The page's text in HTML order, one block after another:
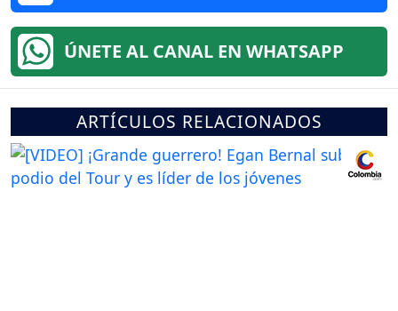
ÚNETE AL CANAL EN WHATSAPP
ARTÍCULOS RELACIONADOS